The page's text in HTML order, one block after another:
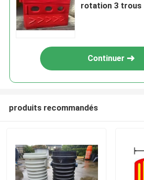
rotation 3 trous
Continuer
produits recommandés